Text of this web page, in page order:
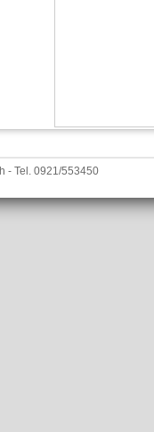
- Tel. 0921/553450